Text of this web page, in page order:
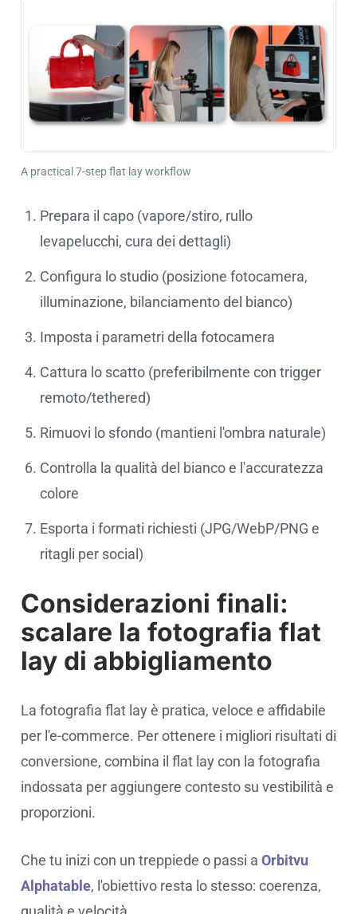
A practical 7-step flat lay workflow
Prepara il capo (vapore/stiro, rullo
levapelucchi, cura dei dettagli)
Configura lo studio (posizione fotocamera,
illuminazione, bilanciamento del bianco)
Imposta i parametri della fotocamera
Cattura lo scatto (preferibilmente con trigger
remoto/tethered)
Rimuovi lo sfondo (mantieni l'ombra naturale)
Controlla la qualità del bianco e l'accuratezza
colore
Esporta i formati richiesti (JPG/WebP/PNG e
ritagli per social)
Considerazioni finali:
scalare la fotografia flat
lay di abbigliamento
La fotografia flat lay è pratica, veloce e affidabile
per l'e-commerce. Per ottenere i migliori risultati di
conversione, combina il flat lay con la fotografia
indossata per aggiungere contesto su vestibilità e
proporzioni.
Che tu inizi con un treppiede o passi a Orbitvu
Alphatable, l'obiettivo resta lo stesso: coerenza,